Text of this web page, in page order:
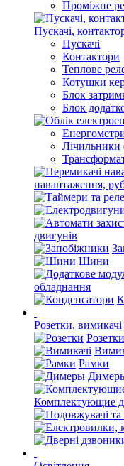
Проміжне
Пускачі,
Пускачі
Контактори
Теплове
Котушки
Блок
Блок
Лічильники
навантаження,
двигунів
Шини
обладнання
Розетки, вимикачі
Розетки
Рамки
Комплектующие